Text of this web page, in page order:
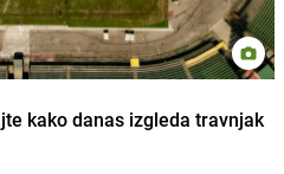
kako danas izgleda travnjak